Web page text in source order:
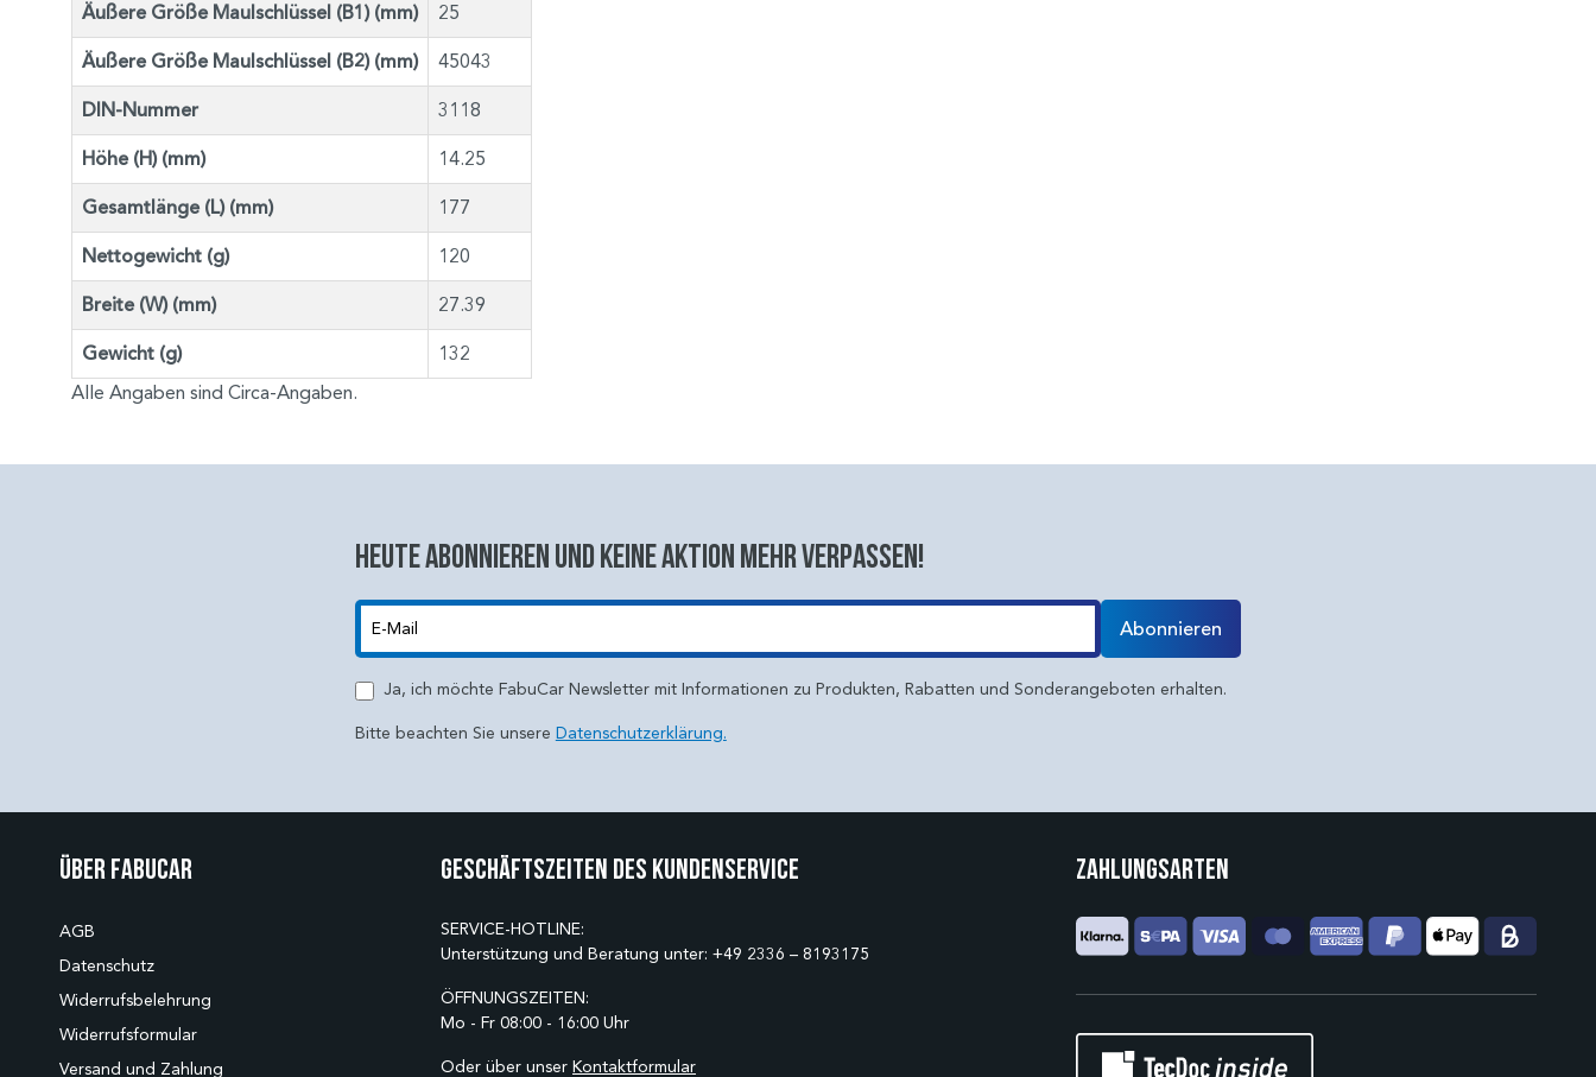
Äußere Größe Maulschlüssel (B1) (mm) 25
Äußere Größe Maulschlüssel (B2) (mm) 45043
DIN-Nummer 3118
Höhe (H) (mm) 14.25
Gesamtlänge (L) (mm) 177
Nettogewicht (g) 120
Breite (W) (mm) 27.39
Gewicht (g)
132
Alle Angaben sind Circa-Angaben.
Heute abonnieren und keine aktion mehr verpassen!
Abonnieren
Ja, ich möchte FabuCar Newsletter mit Informationen zu Produkten, Rabatten und Sonderangeboten erhalten.
Bitte beachten Sie unsere Datenschutzerklärung.
Über Fabucar
AGB
Datenschutz
Widerrufsbelehrung
Widerrufsformular
Versand und Zahlung
Geschäftszeiten des Kundenservice
SERVICE-HOTLINE:
Unterstützung und Beratung unter: +49 2336 – 8193175
ÖFFNUNGSZEITEN:
Mo - Fr 08:00 - 16:00 Uhr
Oder über unser Kontaktformular
Zahlungsarten